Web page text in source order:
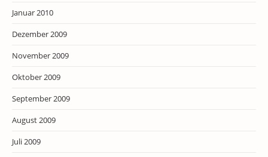
Januar 2010
Dezember 2009
November 2009
Oktober 2009
September 2009
August 2009
Juli 2009